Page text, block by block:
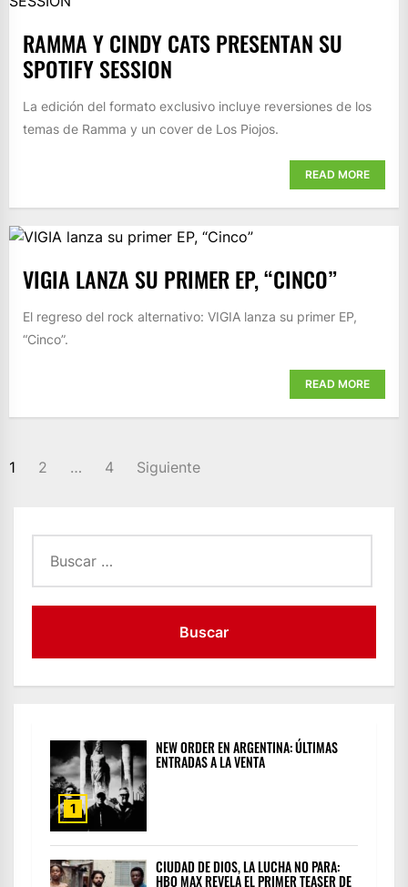
RAMMA Y CINDY CATS PRESENTAN SU
SPOTIFY SESSION
La edición del formato exclusivo incluye reversiones de los
temas de Ramma y un cover de Los Piojos.
READ MORE
VIGIA LANZA SU PRIMER EP, “CINCO”
El regreso del rock alternativo: VIGIA lanza su primer EP,
“Cinco”.
READ MORE
PAGINACIÓN
1 2 … 4 Siguiente
1
NEW ORDER EN ARGENTINA: ÚLTIMAS
ENTRADAS A LA VENTA
CIUDAD DE DIOS, LA LUCHA NO PARA:
HBO MAX REVELA EL PRIMER TEASER DE